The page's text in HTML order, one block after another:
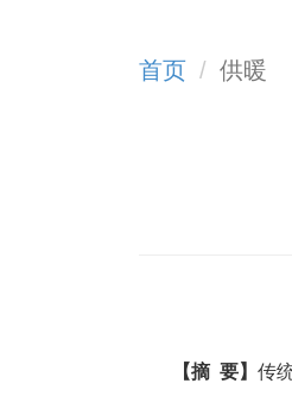
首页 供暖
【摘 要】 传